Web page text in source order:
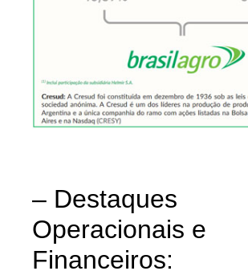
– Destaques
Operacionais e
Financeiros: